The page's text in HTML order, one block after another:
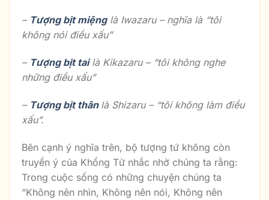
– Tượng bịt miệnglà Iwazaru – nghĩa là “tôi
không nói điều xấu”
– Tượng bịt tailà Kikazaru – “tôi không nghe
những điều xấu”
– Tượng bịt thân là Shizaru – “tôi không làm điều
xấu”.
Bên cạnh ý nghĩa trên, bộ tượng tứ không còn
truyền ý của Khổng Tử nhắc nhở chúng ta rằng:
Trong cuộc sống có những chuyện chúng ta
“Không nên nhìn, Không nên nói, Không nên